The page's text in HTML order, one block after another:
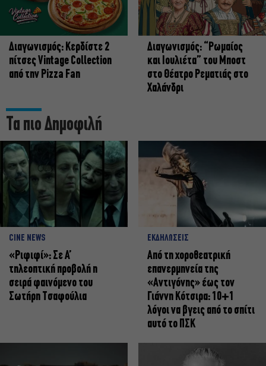
Διαγωνισμός: Κερδίστε 2
πίτσες Vintage Collection
από την Pizza Fan
Διαγωνισμός: “Ρωμαίος
και Ιουλιέτα” του Μποστ
στο Θέατρο Ρεματιάς στο
Χαλάνδρι
Τα πιο Δημοφιλή
CINE NEWS
«Ριφιφί»: Σε Α’
τηλεοπτική προβολή η
σειρά φαινόμενο του
Σωτήρη Τσαφούλια
ΕΚΔΗΛΩΣΕΙΣ
Από τη χοροθεατρική
επανερμηνεία της
«Αντιγόνης» έως τον
Γιάννη Κότσιρα: 10+1
λόγοι να βγεις από το σπίτι
αυτό το ΠΣΚ